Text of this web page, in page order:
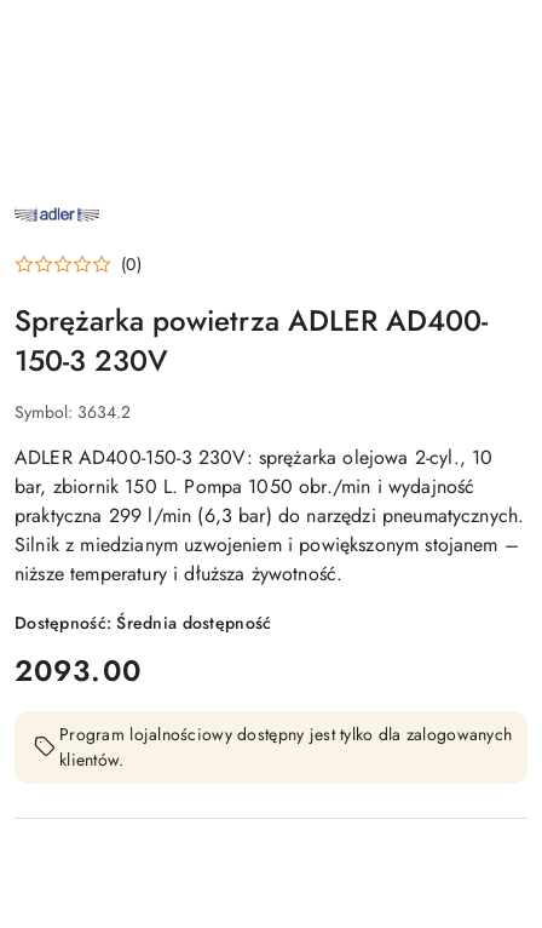
PRODUCENTA:
(0)
Sprężarka powietrza ADLER AD400-
150-3 230V
Symbol: 3634.2
ADLER AD400-150-3 230V: sprężarka olejowa 2-cyl., 10
bar, zbiornik 150 L. Pompa 1050 obr./min i wydajność
praktyczna 299 l/min (6,3 bar) do narzędzi pneumatycznych.
Silnik z miedzianym uzwojeniem i powiększonym stojanem –
niższe temperatury i dłuższa żywotność.
Dostępność:Średnia dostępność
cena:
2093.00
Program lojalnościowy dostępny jest tylko dla zalogowanych
klientów.